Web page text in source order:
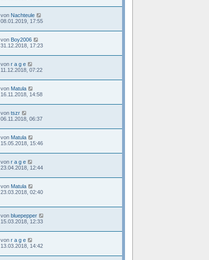
von Nachteule
08.01.2019, 17:55
von Boy2006
31.12.2018, 17:23
von r a g e
11.12.2018, 07:22
von Matula
16.11.2018, 14:58
von tszr
06.11.2018, 06:37
von Matula
15.05.2018, 15:46
von r a g e
23.04.2018, 12:44
von Matula
23.03.2018, 02:40
von bluepepper
15.03.2018, 12:33
von r a g e
13.03.2018, 14:42